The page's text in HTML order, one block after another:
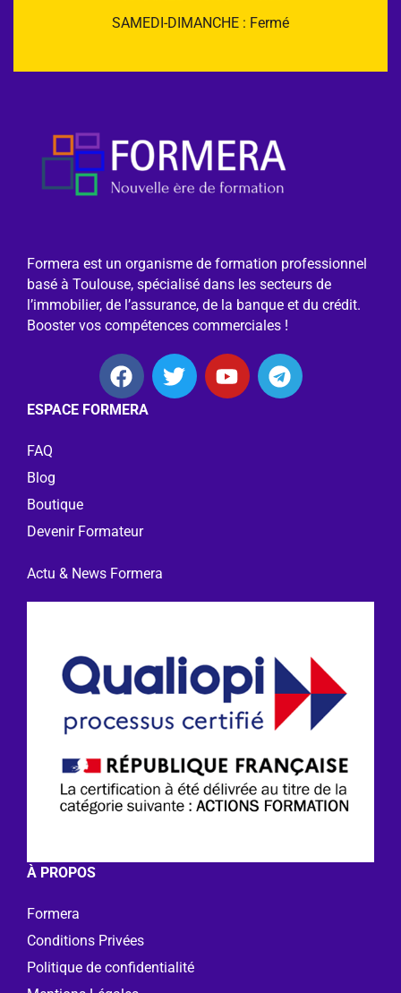
SAMEDI-DIMANCHE : Fermé
Formera est un organisme de formation professionnel
basé à Toulouse, spécialisé dans les secteurs de
l’immobilier, de l’assurance, de la banque et du crédit.
Booster vos compétences commerciales !
ESPACE FORMERA
FAQ
Blog
Boutique
Devenir Formateur
Actu & News Formera
À PROPOS
Formera
Conditions Privées
Politique de confidentialité